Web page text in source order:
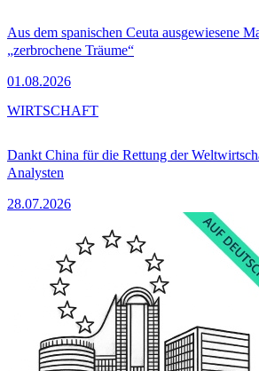
Aus dem spanischen Ceuta ausgewiesene
„zerbrochene Träume“
01.08.2026
Dankt China für die Rettung der
Analysten
28.07.2026
WIRTSCHAFT